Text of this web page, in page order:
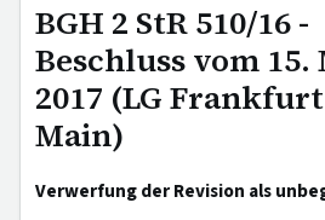
BGH 2 StR 510/16 -
Beschluss vom 15.
2017 (LG
Main)
Verwerfung der Revision als